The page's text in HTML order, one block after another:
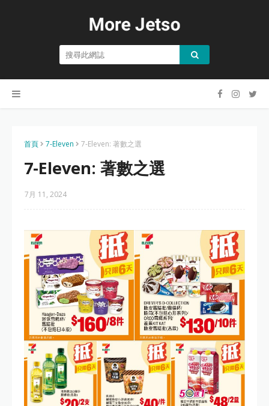
首頁 7-Eleven 7-Eleven: 著數之選
7-Eleven: 著數之選
7月 11, 2024